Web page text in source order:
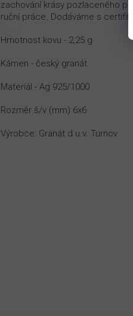
zachování krásy pozlaceného
ruční práce. Dodáváme s
Hmotnost kovu - 2,25 g
Kámen - český granát
Materiál - Ag 925/1000
Rozměr š/v (mm) 6x6
Výrobce: Granát d.u.v. Turnov